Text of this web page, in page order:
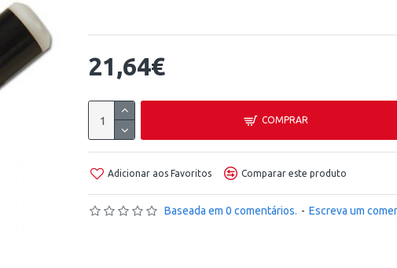
Baseada em 0 comentários. - Escreva um
21,64€
COMPRAR
Adicionar aos Favoritos Comparar este produto